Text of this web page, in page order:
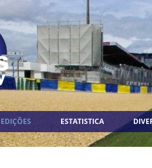
EDIÇÕES ESTATISTICA